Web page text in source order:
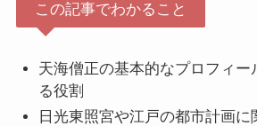
この記事でわかること
天海僧正の基本的なプロフィー
る役割
日光東照宮や江戸の都市計画に